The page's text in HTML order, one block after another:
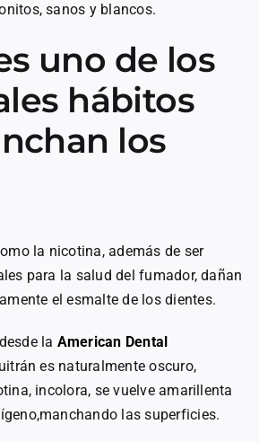
sanos y blancos.
uno de los
hábitos
los
la nicotina, además de ser
para la salud del fumador, dañan
el esmalte de los dientes.
la American Dental
es naturalmente oscuro,
incolora, se vuelve amarillenta
las superficies.